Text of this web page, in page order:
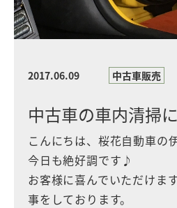
2017.06.09 中古車販売
中古車の車内清掃
こんにちは、桜花自動車の
今日も絶好調です♪
お客様に喜んでいただけま
事をしております。